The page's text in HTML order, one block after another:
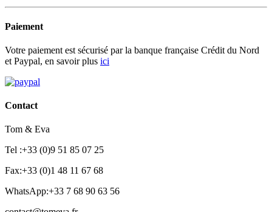
Paiement
Votre paiement est sécurisé par la banque française Crédit du Nord
et Paypal, en savoir plus ici
Contact
Tom & Eva
Tel :+33 (0)9 51 85 07 25
Fax:+33 (0)1 48 11 67 68
WhatsApp:+33 7 68 90 63 56